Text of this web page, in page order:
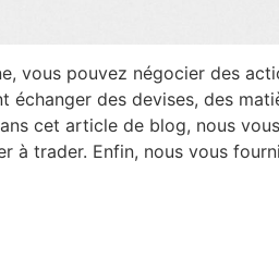
vous pouvez négocier des
échanger des devises, des
cet article de blog, nous
à trader. Enfin, nous vous